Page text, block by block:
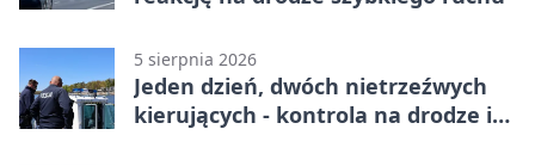
5 sierpnia 2026
Jeden dzień, dwóch nietrzeźwych
kierujących - kontrola na drodze i